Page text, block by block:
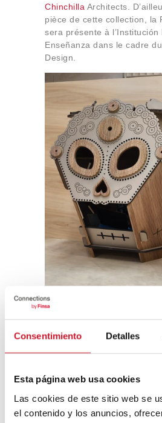
Consentimiento Detalles
Esta página web usa cookies
Las cookies de este sitio web se
el contenido y los anuncios,
Chinchilla Architects.
pièce de cette collection, la
sera présente à l’Institución
Enseñanza dans le cadre
Design.
Tisser la
février à l’Institución Libre
atelier pour les étudiants de